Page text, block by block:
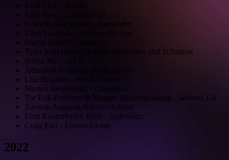
Snøskrømt
Surface Tension
Martin Arnold
Tywi John Hywel Roberts
InTuition and InTention
Bofan Ma
Athanasia Kontou
Lisa Braathen
Morten Bergendahl
-
Tor Erik-Hellesen & Manger Skulemusikklag - Sekvens 1-8
Torstein Aagaard-Nilsen - Avtrykk
Emil Kristoffersen Børø - Sinfonietta
Craig Farr - Lhamo La-tso
2022